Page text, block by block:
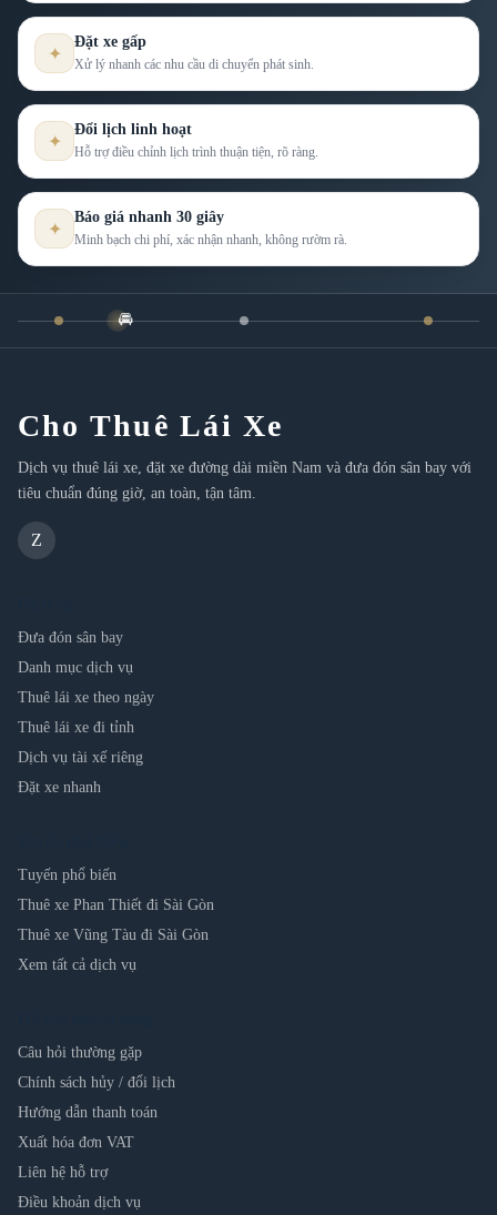
✦
Đặt xe gấp
Xử lý nhanh các nhu cầu di chuyển phát sinh.
✦
Đổi lịch linh hoạt
Hỗ trợ điều chỉnh lịch trình thuận tiện, rõ ràng.
✦
Báo giá nhanh 30 giây
Minh bạch chi phí, xác nhận nhanh, không rườm rà.
🚘
Cho Thuê Lái Xe
Dịch vụ thuê lái xe, đặt xe đường dài miền Nam và đưa đón sân bay với
tiêu chuẩn đúng giờ, an toàn, tận tâm.
Z
Đưa đón sân bay
Danh mục dịch vụ
Thuê lái xe theo ngày
Thuê lái xe đi tỉnh
Dịch vụ tài xế riêng
Đặt xe nhanh
Tuyến phổ biến
Thuê xe Phan Thiết đi Sài Gòn
Thuê xe Vũng Tàu đi Sài Gòn
Xem tất cả dịch vụ
Câu hỏi thường gặp
Chính sách hủy / đổi lịch
Hướng dẫn thanh toán
Xuất hóa đơn VAT
Liên hệ hỗ trợ
Điều khoản dịch vụ